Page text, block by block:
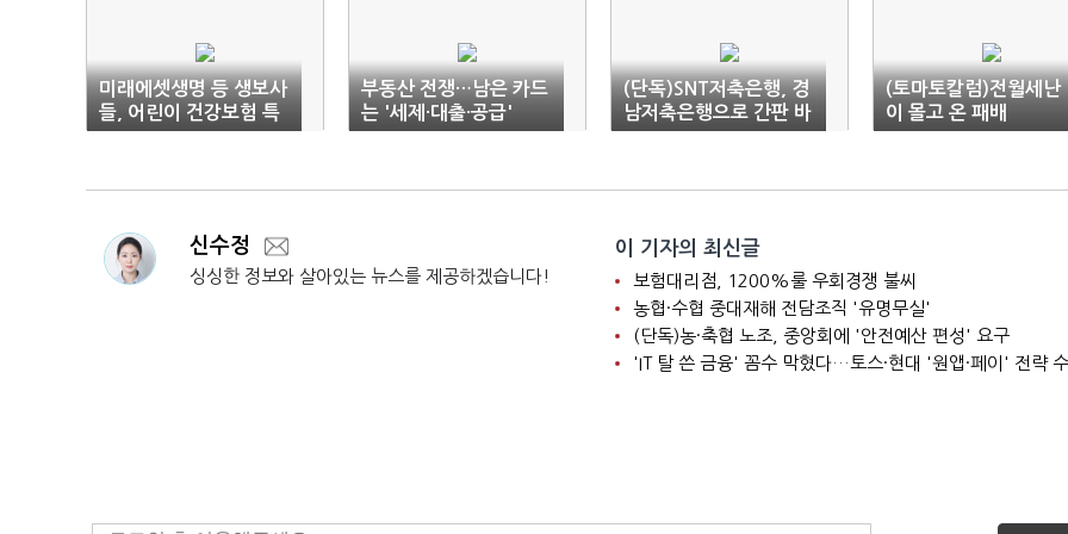
미래에셋생명 등 생보사
들, 어린이 건강보험 특
약 신설
부동산 전쟁…남은 카드
는 '세제·대출·공급'
(단독)SNT저축은행, 경
남저축은행으로 간판 바
꾼다
(토마토칼럼)전월세난
이 몰고 온 패배
신수정
싱싱한 정보와 살아있는 뉴스를 제공하겠습니다!
이 기자의 최신글
보험대리점, 1200%룰 우회경쟁 불씨
농협·수협 중대재해 전담조직 '유명무실'
(단독)농·축협 노조, 중앙회에 '안전예산 편성' 요구